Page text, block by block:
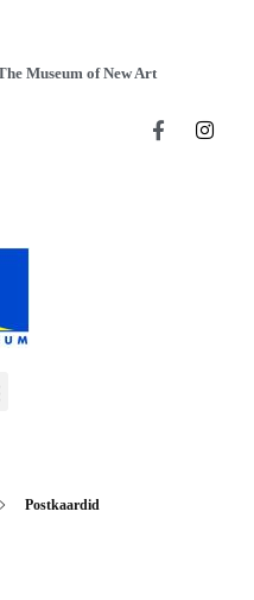
Museum of New Art
Postkaardid